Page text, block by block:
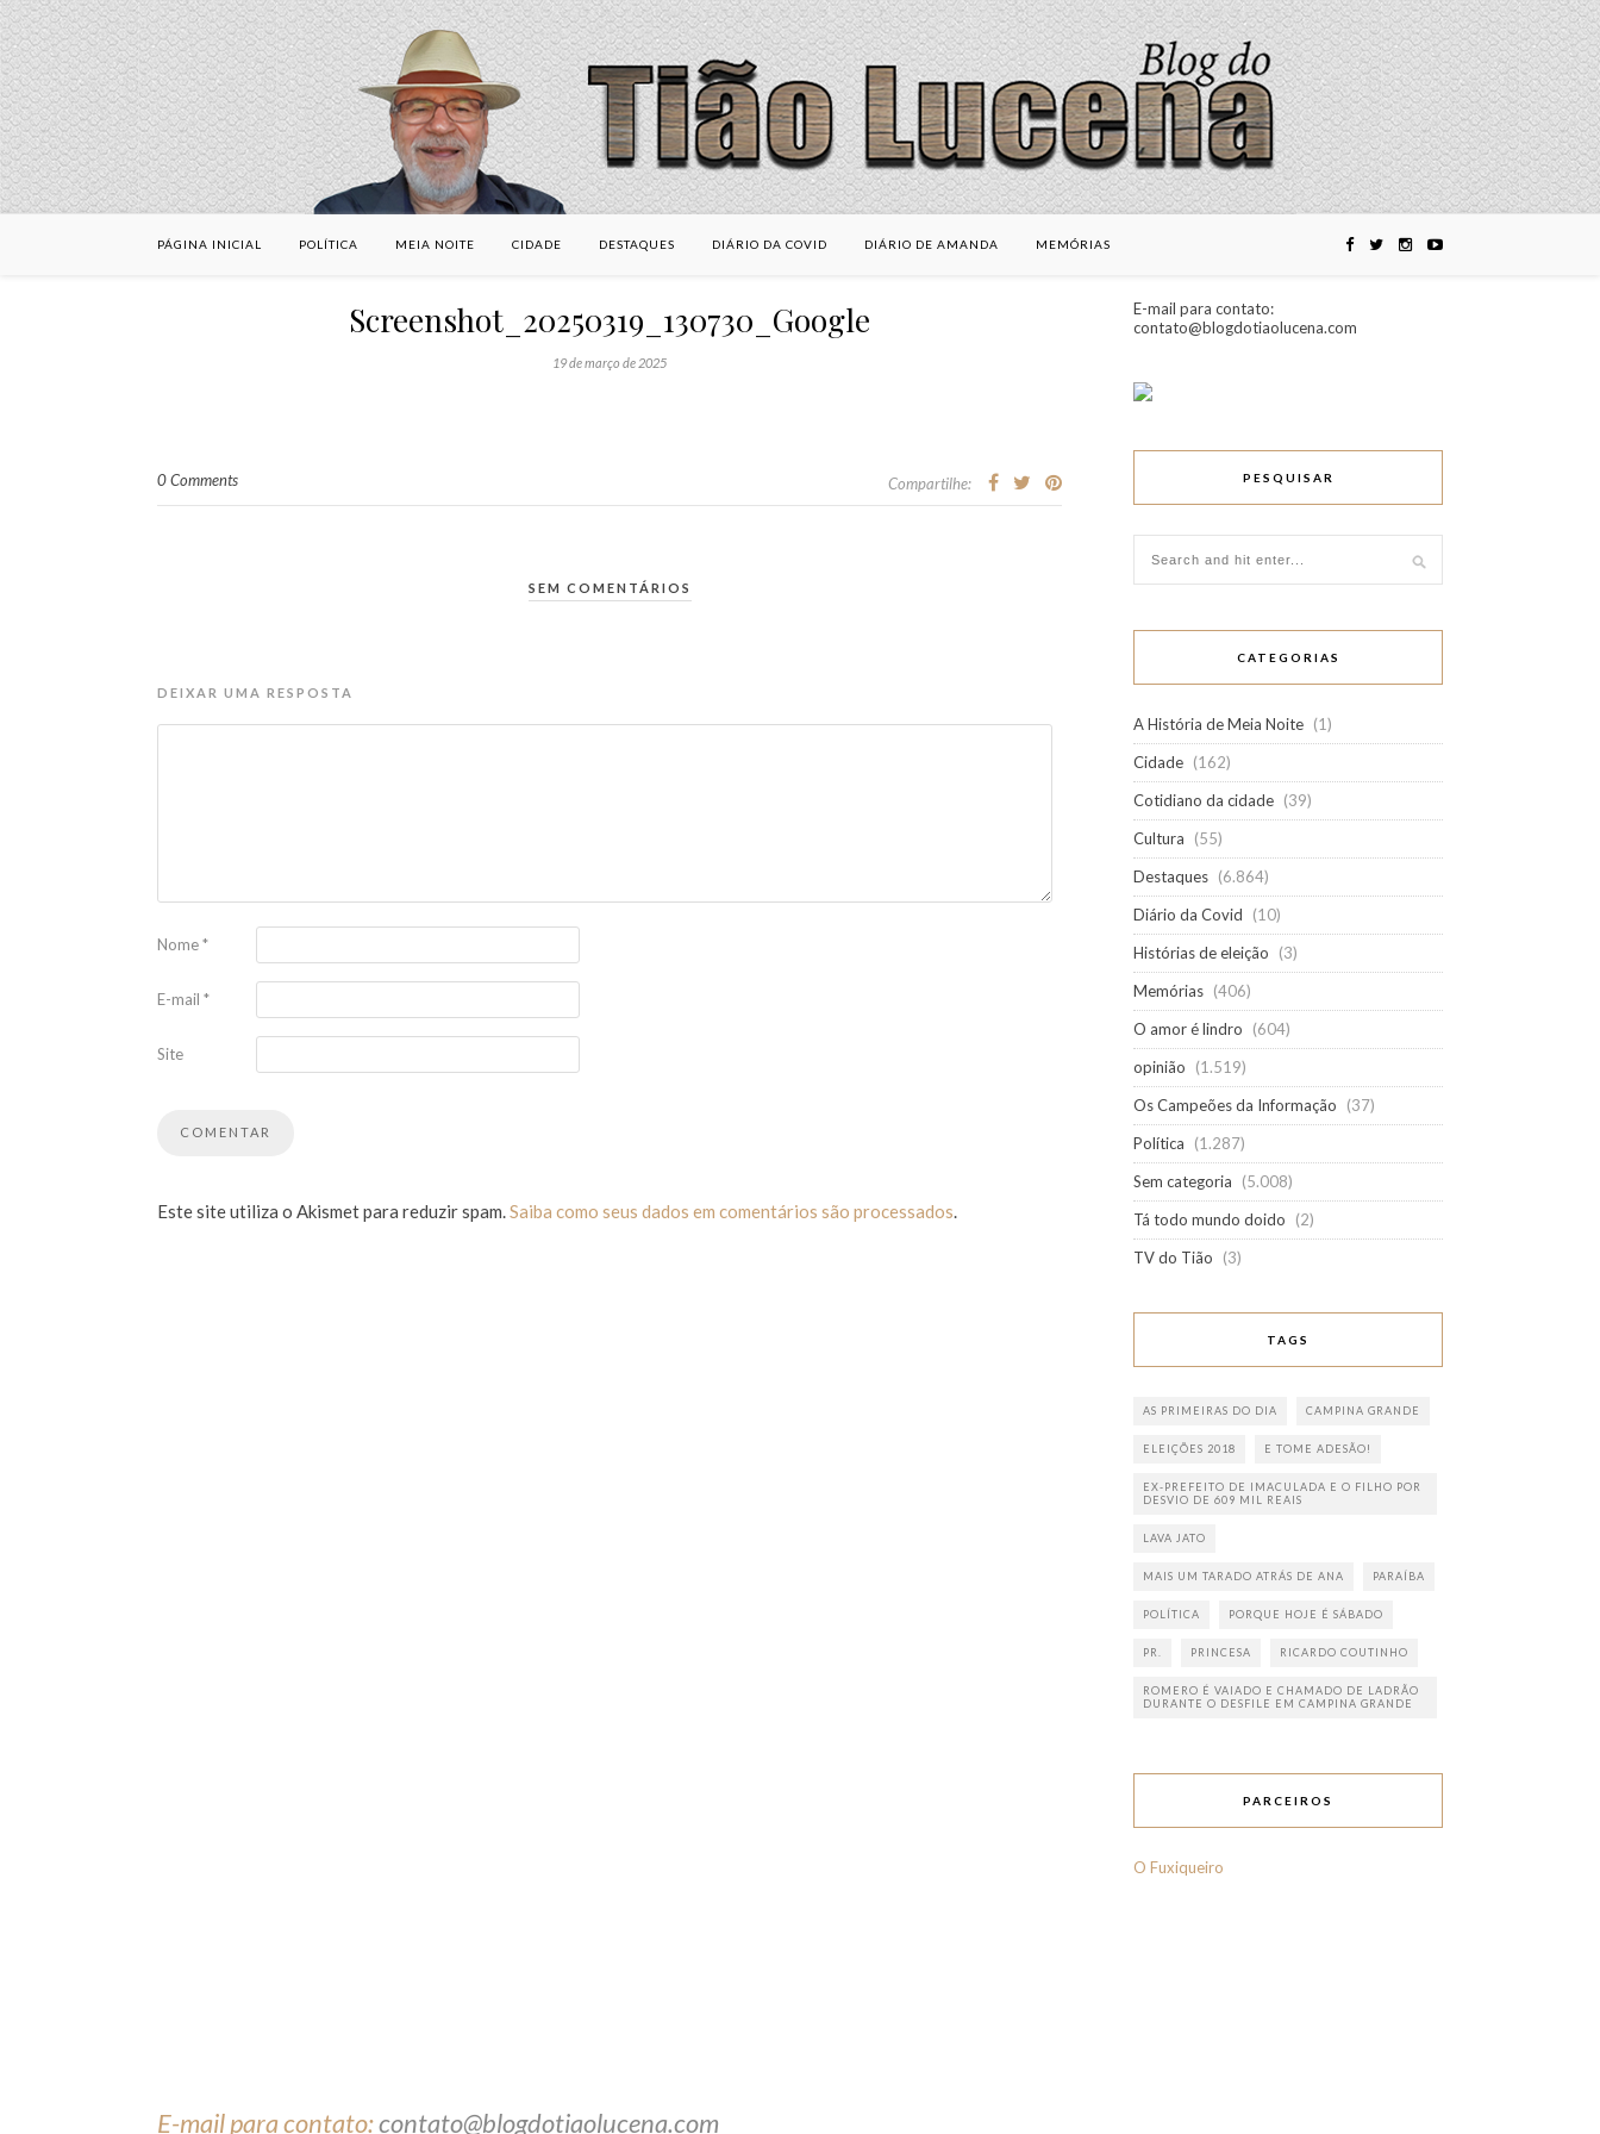
PÁGINA INICIAL POLÍTICA MEIA NOITE CIDADE DESTAQUES DIÁRIO DA COVID DIÁRIO DE AMANDA MEMÓRIAS
Screenshot_20250319_130730_Google
19 de março de 2025
0 Comments Compartilhe:
SEM COMENTÁRIOS
DEIXAR UMA RESPOSTA
Nome*
E-mail *
Site
Este site utiliza o Akismet para reduzir spam.Saiba como seus dados em comentários são processados.
E-mail para contato:
contato@blogdotiaolucena.com
PESQUISAR
CATEGORIAS
A História de Meia Noite (1)
Cidade (162)
Cotidiano da cidade (39)
Cultura
(55)
Destaques (6.864)
Diário da Covid
(10)
Histórias de eleição
(3)
Memórias (406)
O amor é lindro
(604)
opinião
(1.519)
Os Campeões da Informação
(37)
Política
(1.287)
Sem categoria
(5.008)
Tá todo mundo doido
(2)
TV do Tião
(3)
TAGS
AS PRIMEIRAS DO DIA CAMPINA GRANDE
ELEIÇÕES 2018 E TOME ADESÃO!
EX-PREFEITO DE IMACULADA E O FILHO POR
DESVIO DE 609 MIL REAIS
LAVA JATO
MAIS UM TARADO ATRÁS DE ANA PARAÍBA
POLÍTICA PORQUE HOJE É SÁBADO
PR. PRINCESA RICARDO COUTINHO
ROMERO É VAIADO E CHAMADO DE LADRÃO
DURANTE O DESFILE EM CAMPINA GRANDE
PARCEIROS
O Fuxiqueiro
E-mail para contato:contato@blogdotiaolucena.com